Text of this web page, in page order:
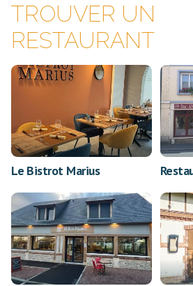
TROUVER UN
RESTAURANT
Le Bistrot Marius